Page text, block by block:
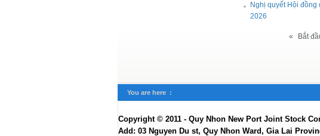
Nghị quyết Hội
2026
« Bắt
You are here :
Copyright © 2011 - Quy Nhon New Port Joint Stock
Add: 03 Nguyen Du st, Quy Nhon Ward, Gia Lai